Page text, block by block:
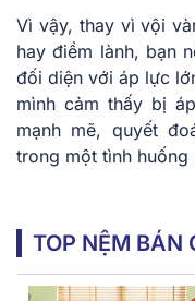
Vì vậy, thay vì vội
hay điềm lành, bạn
đối diện với áp lực
mình cảm thấy bị
mạnh mẽ, quyết
trong một tình huống
TOP NỆM BÁN